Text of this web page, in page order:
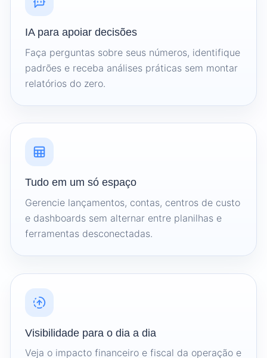
IA para apoiar decisões
Faça perguntas sobre seus números, identifique
padrões e receba análises práticas sem montar
relatórios do zero.
Tudo em um só espaço
Gerencie lançamentos, contas, centros de custo
e dashboards sem alternar entre planilhas e
ferramentas desconectadas.
Visibilidade para o dia a dia
Veja o impacto financeiro e fiscal da operação e